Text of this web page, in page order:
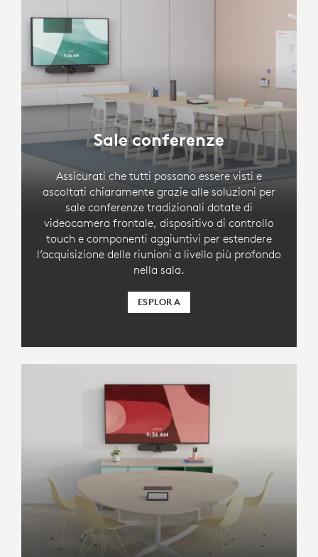
Sale conferenze
Assicurati che tutti possano essere visti e
ascoltati chiaramente grazie alle soluzioni per
sale conferenze tradizionali dotate di
videocamera frontale, dispositivo di controllo
touch e componenti aggiuntivi per estendere
l’acquisizione delle riunioni a livello più profondo
nella sala.
ESPLORA